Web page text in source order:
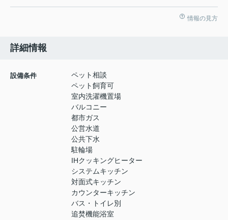
情報の見方
詳細情報
設備条件
ペット相談
ペット飼育可
室内洗濯機置場
バルコニー
都市ガス
公営水道
公共下水
駐輪場
IHクッキングヒーター
システムキッチン
対面式キッチン
カウンターキッチン
バス・トイレ別
追焚機能浴室